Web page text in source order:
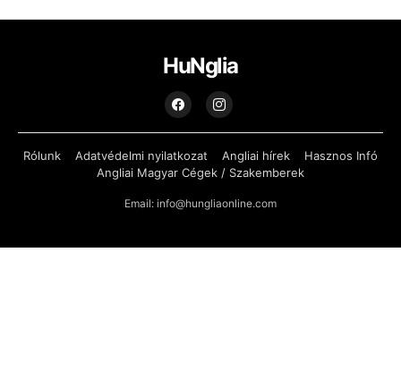
HuNglia
Rólunk Adatvédelmi nyilatkozat Angliai hírek
Hasznos Infó
Angliai Magyar Cégek / Szakemberek
Email: info@hungliaonline.com